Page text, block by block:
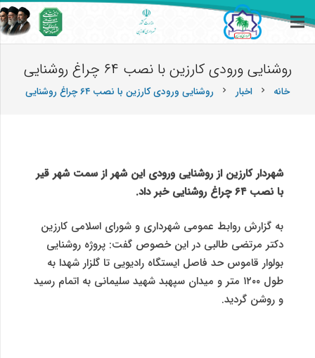
روشنایی ورودی کارزین با نصب ۶۴ چراغ روشنایی
خانه chevron_right اخبار chevron_right روشنایی ورودی کارزین با نصب ۶۴ چراغ روشنایی
شهردار کارزین از روشنایی ورودی این شهر از سمت شهر قیر
با نصب ۶۴ چراغ روشنایی خبر داد.
به گزارش روابط عمومی شهرداری و شورای اسلامی کارزین
دکتر مرتضی طالبی در این خصوص گفت: پروژه روشنایی
بولوار قاموس حد فاصل ایستگاه رادیویی تا گلزار شهدا به
طول ۱۲۰۰ متر و میدان سپهبد شهید سلیمانی به اتمام رسید
و روشن گرديد.